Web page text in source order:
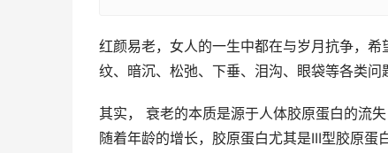
红颜易老，女人的一生中都在与岁月抗争，
纹、暗沉、松弛、下垂、泪沟、眼袋等各类问
其实， 衰老的本质是源于人体胶原蛋白的流
随着年龄的增长，胶原蛋白尤其是III型胶原